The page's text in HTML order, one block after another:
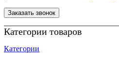
Категории товаров
Категории